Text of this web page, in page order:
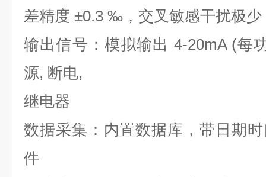
差精度 ±0.3 ‰，交叉敏感干扰极少
输出信号：模拟输出 4-20mA (每
源, 断电,
继电器
数据采集：内置数据库，带日期
件